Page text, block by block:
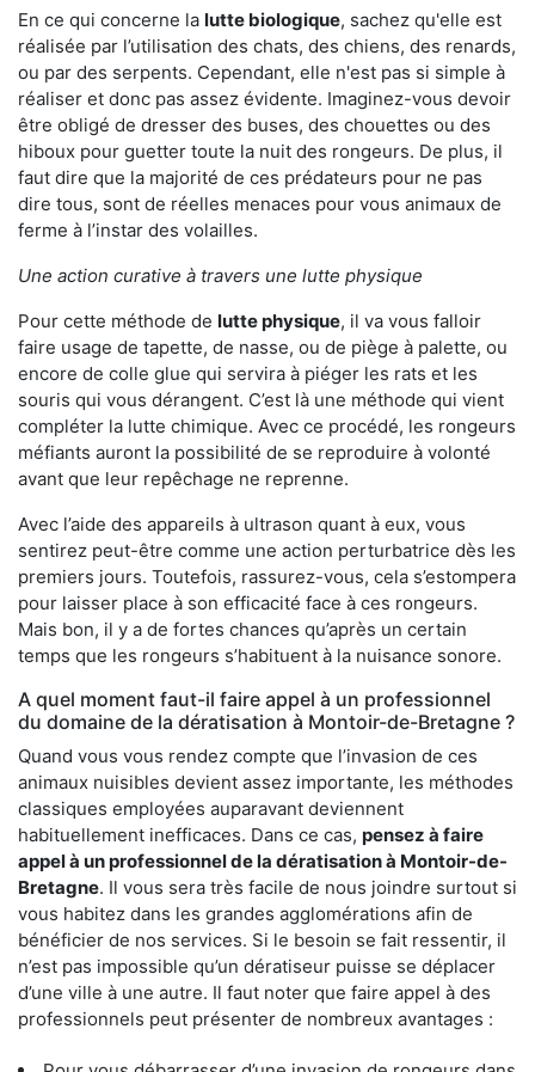
En ce qui concerne la lutte biologique, sachez qu'elle est
réalisée par l’utilisation des chats, des chiens, des renards,
ou par des serpents. Cependant, elle n'est pas si simple à
réaliser et donc pas assez évidente. Imaginez-vous devoir
être obligé de dresser des buses, des chouettes ou des
hiboux pour guetter toute la nuit des rongeurs. De plus, il
faut dire que la majorité de ces prédateurs pour ne pas
dire tous, sont de réelles menaces pour vous animaux de
ferme à l’instar des volailles.
Une action curative à travers une lutte physique
Pour cette méthode de lutte physique, il va vous falloir
faire usage de tapette, de nasse, ou de piège à palette, ou
encore de colle glue qui servira à piéger les rats et les
souris qui vous dérangent. C’est là une méthode qui vient
compléter la lutte chimique. Avec ce procédé, les rongeurs
méfiants auront la possibilité de se reproduire à volonté
avant que leur repêchage ne reprenne.
Avec l’aide des appareils à ultrason quant à eux, vous
sentirez peut-être comme une action perturbatrice dès les
premiers jours. Toutefois, rassurez-vous, cela s’estompera
pour laisser place à son efficacité face à ces rongeurs.
Mais bon, il y a de fortes chances qu’après un certain
temps que les rongeurs s’habituent à la nuisance sonore.
A quel moment faut-il faire appel à un professionnel
du domaine de la dératisation à Montoir-de-Bretagne ?
Quand vous vous rendez compte que l’invasion de ces
animaux nuisibles devient assez importante, les méthodes
classiques employées auparavant deviennent
habituellement inefficaces. Dans ce cas, pensez à faire
appel à un professionnel de la dératisation à Montoir-de-
Bretagne. Il vous sera très facile de nous joindre surtout si
vous habitez dans les grandes agglomérations afin de
bénéficier de nos services. Si le besoin se fait ressentir, il
n’est pas impossible qu’un dératiseur puisse se déplacer
d’une ville à une autre. Il faut noter que faire appel à des
professionnels peut présenter de nombreux avantages :